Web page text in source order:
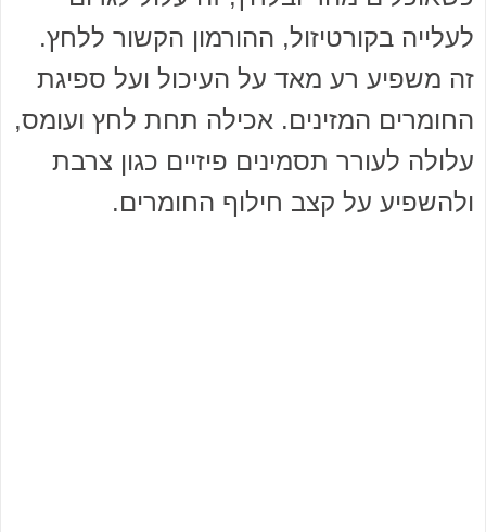
לעלייה בקורטיזול, ההורמון הקשור ללחץ.
זה משפיע רע מאד על העיכול ועל ספיגת
החומרים המזינים. אכילה תחת לחץ ועומס,
עלולה לעורר תסמינים פיזיים כגון צרבת
ולהשפיע על קצב חילוף החומרים.